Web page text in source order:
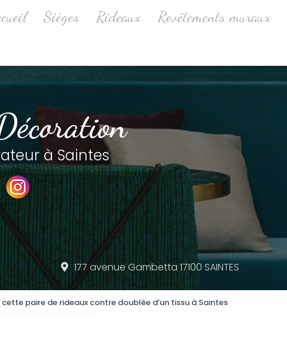
Sièges Rideaux Revêtements muraux
à Saintes
177 avenue Gambetta 17100 SAINTES
paire de rideaux contre doublée d’un tissu à Saintes